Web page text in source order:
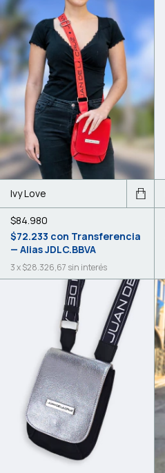
Ivy Love
$84.980
$72.233 con Transferencia
— Alias JDLC.BBVA
3x$28.326,67 sin interés